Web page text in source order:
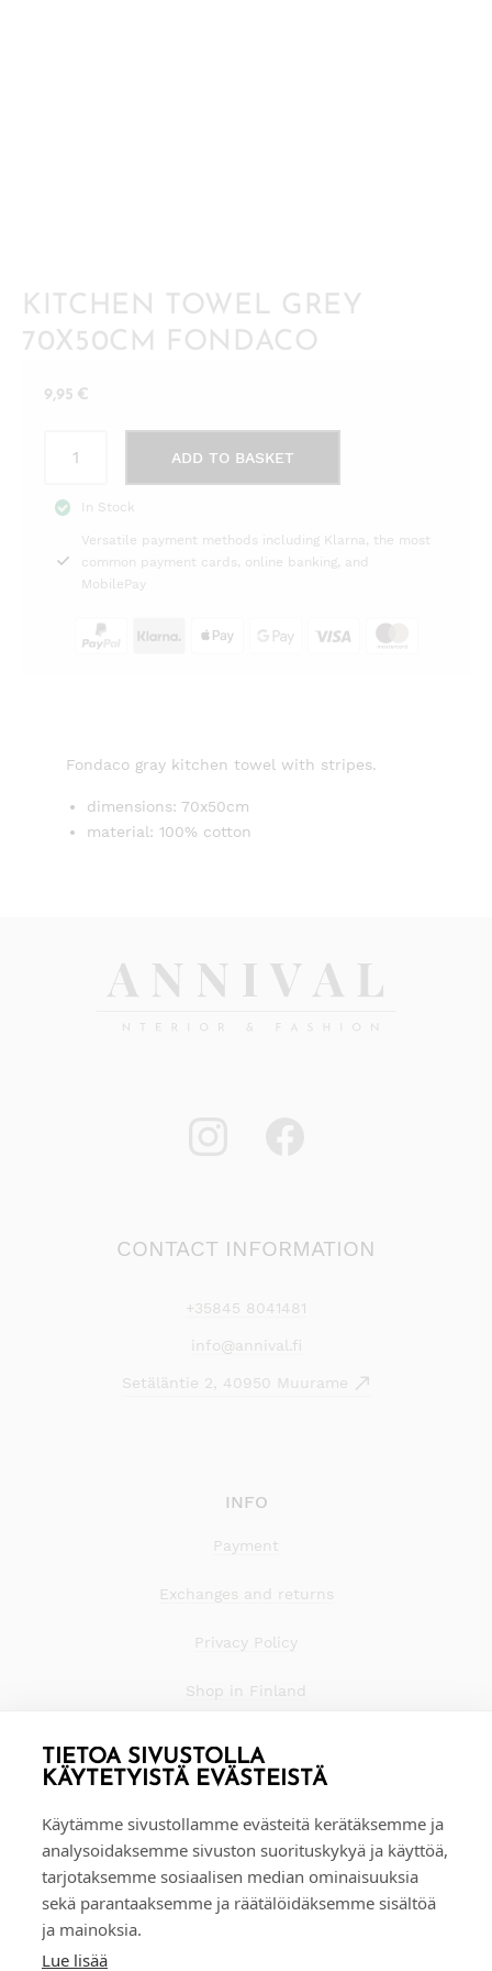
TIETOA SIVUSTOLLA
KÄYTETYISTÄ EVÄSTEISTÄ
Käytämme sivustollamme evästeitä kerätäksemme ja
analysoidaksemme sivuston suorituskykyä ja käyttöä,
tarjotaksemme sosiaalisen median ominaisuuksia
sekä parantaaksemme ja räätälöidäksemme sisältöä
ja mainoksia.
Lue lisää
KITCHEN TOWEL GREY
70X50CM FONDACO
9,95 €
TOWEL
70x50cm
Fondaco
quantity
ADD TO BASKET
In Stock
Versatile payment methods including Klarna, the most
common payment cards, online banking, and
MobilePay
Fondaco gray kitchen towel with stripes.
dimensions: 70x50cm
material: 100% cotton
CONTACT INFORMATION
+35845 8041481
info@annival.fi
Setäläntie 2, 40950 Muurame
INFO
Payment
Exchanges and returns
Privacy Policy
Shop in Finland